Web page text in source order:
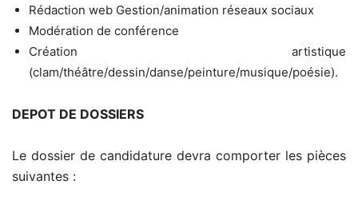
Rédaction web Gestion/animation réseaux sociaux
Modération de conférence
Création artistique
(clam/théâtre/dessin/danse/peinture/musique/poésie).
DEPOT DE DOSSIERS
Le dossier de candidature devra comporter les pièces
suivantes :